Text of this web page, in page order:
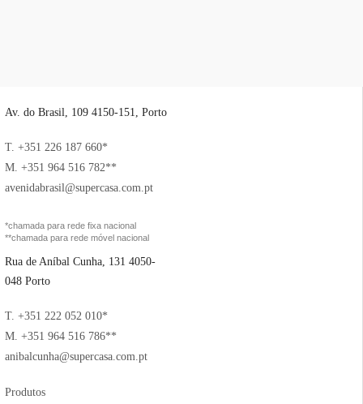
Av. do Brasil, 109 4150-151, Porto
T. +351 226 187 660*
M. +351 964 516 782**
avenidabrasil@supercasa.com.pt
*chamada para rede fixa nacional
**chamada para rede móvel nacional
Rua de Aníbal Cunha, 131 4050-
048 Porto
T. +351 222 052 010*
M. +351 964 516 786**
anibalcunha@supercasa.com.pt
Produtos